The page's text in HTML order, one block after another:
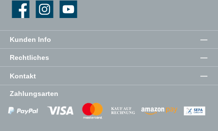
Kunden Info
Rechtliches
Kontakt
Instagram YouTube
Zahlungsarten
Zahlungsanbieter Zahlungsanbieter